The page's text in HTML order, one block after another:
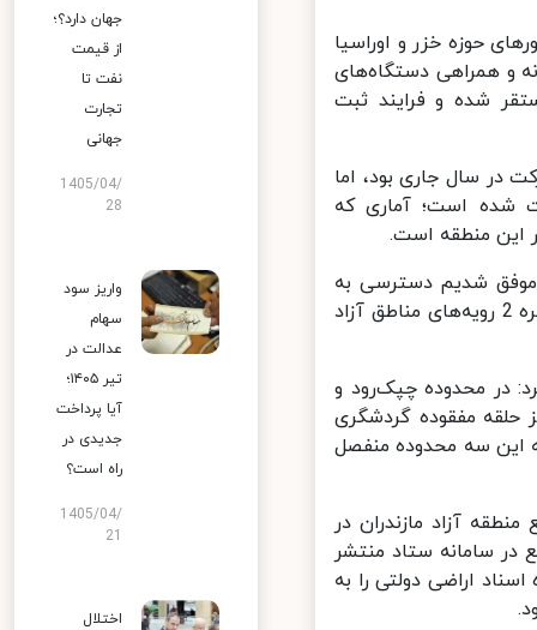
حوزه خزر و اوراسیا
و همراهی دستگاه‌های
شده و فرایند ثبت
آزاد مازندران ادامه داد: هدف‌گذاری ما ثبت 50 شرکت در سال جاری بود، اما
ثبت شده است؛ آماری که
این منطقه است.
شدیم دسترسی به
سامانه EPL گمرک را به‌عنوان سازمان همجوار دریافت کنیم تا بتوانیم تبصره 2 رویه‌های مناطق آزاد
در محدوده چپک‌رود و
مفقوده گردشگری
این سه محدوده منفصل
آزاد مازندران در
سامانه ستاد منتشر
اراضی دولتی را به
جهان دارد؟؛
از قیمت
نفت تا
تجارت
جهانی
1405/04/
28
واریز سود
سهام
عدالت در
تیر ۱۴۰۵؛
آیا پرداخت
جدیدی در
راه است؟
1405/04/
اختلال